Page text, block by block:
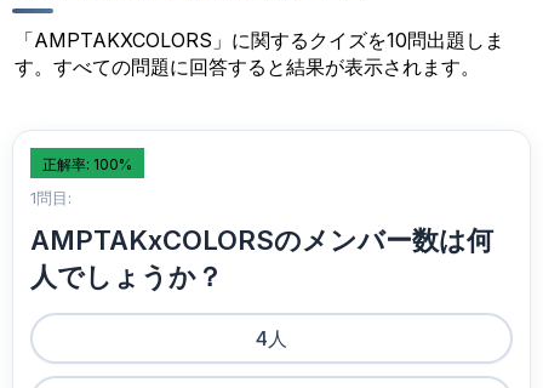
「AMPTAKXCOLORS」に関するクイズを10問出題しま
す。すべての問題に回答すると結果が表示されます。
正解率: 100%
1問目:
AMPTAKxCOLORSのメンバー数は何
人でしょうか？
4人